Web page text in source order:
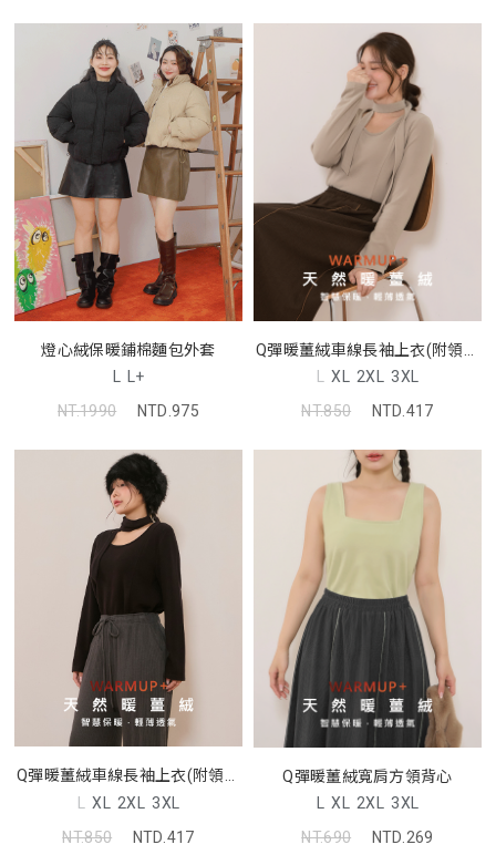
燈心絨保暖鋪棉麵包外套
L L+
NT.1990
NTD.975
Q彈暖薑絨車線長袖上衣(附領綁
帶)
L XL 2XL 3XL
NT.850
NTD.417
Q彈暖薑絨車線長袖上衣(附領綁
帶)
L XL 2XL 3XL
NT.850
NTD.417
Q彈暖薑絨寬肩方領背心
L XL 2XL 3XL
NT.690
NTD.269